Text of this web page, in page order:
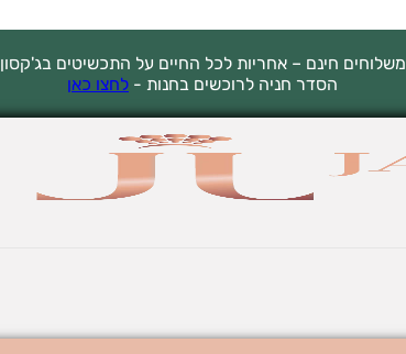
משלוחים חינם – אחריות לכל החיים על התכשיטים בג'קסון
הסדר חניה לרוכשים בחנות - לחצו כאן